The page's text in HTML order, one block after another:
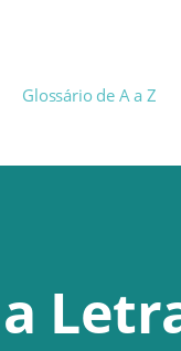
Glossário de A a Z